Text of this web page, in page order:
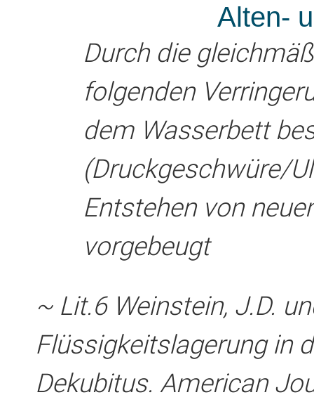
Alten-
Durch die
folgenden
dem Wasserbett
(Druckgeschwüre/
Entstehen von
vorgebeugt
~ Lit.6 Weinstein, J.D.
Flüssigkeitslagerung in
Dekubitus. American